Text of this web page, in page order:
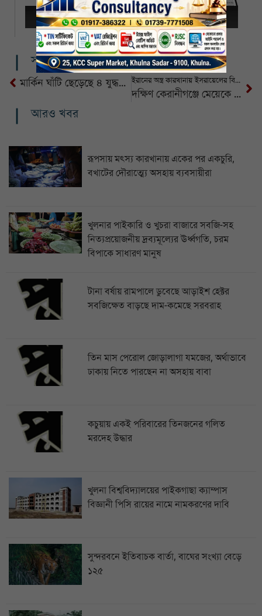
সম্পর্কিত খবর
মার্কিন ঘাঁটি ছেড়েছে ৪ যুদ্ধবিমান ইরানের অস্ত্র কারখানায় ইসরায়েলের বিমান হামলা
দক্ষিণ কেরানীগঞ্জে মেয়েকে ধর্ষণের মামলায় সৎ বাবার মৃত্যুদণ্ড
আরও খবর
রূপসায় মৎস্য কারখানায় একের পর একচুরি,
বখাটের দৌরাত্ম্যে অসহায় ব্যবসায়ীরা
খুলনার পাইকারি ও খুচরা বাজারে সবজি-সহ
নিত্যপ্রয়োজনীয় দ্রব্যমূল্যের ঊর্ধ্বগতি, চরম
বিপাকে সাধারণ মানুষ
টানা বর্ষায় রামপালে ডুবেছে আড়াইশ হেক্টর
সবজিক্ষেত বাড়ছে দাম-কমেছে সরবরাহ
তিন মাস পেরোল জোড়ালাগা যমজের, অর্থাভাবে
ঢাকায় নিতে পারছেন না অসহায় বাবা
কচুয়ায় একই পরিবারের তিনজনের গলিত
মরদেহ উদ্ধার
খুলনা বিশ্ববিদ্যালয়ের পাইকগাছা ক্যাম্পাস
বিজ্ঞানী পিসি রায়ের নামে নামকরণের দাবি
সুন্দরবনে ইতিবাচক বার্তা, বাঘের সংখ্যা বেড়ে
১২৫